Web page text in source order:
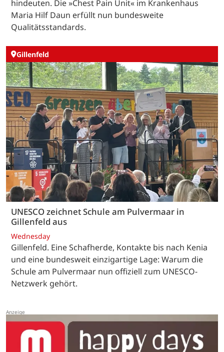
hindeuten. Die »Chest Pain Unit« im Krankenhaus
Maria Hilf Daun erfüllt nun bundesweite
Qualitätsstandards.
Gillenfeld
UNESCO zeichnet Schule am Pulvermaar in
Gillenfeld aus
Wednesday
Gillenfeld. Eine Schafherde, Kontakte bis nach Kenia
und eine bundesweit einzigartige Lage: Warum die
Schule am Pulvermaar nun offiziell zum UNESCO-
Netzwerk gehört.